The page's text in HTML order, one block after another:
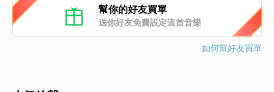
幫你的好友買單
送你好友免費設定這首音樂
如何幫好友買單